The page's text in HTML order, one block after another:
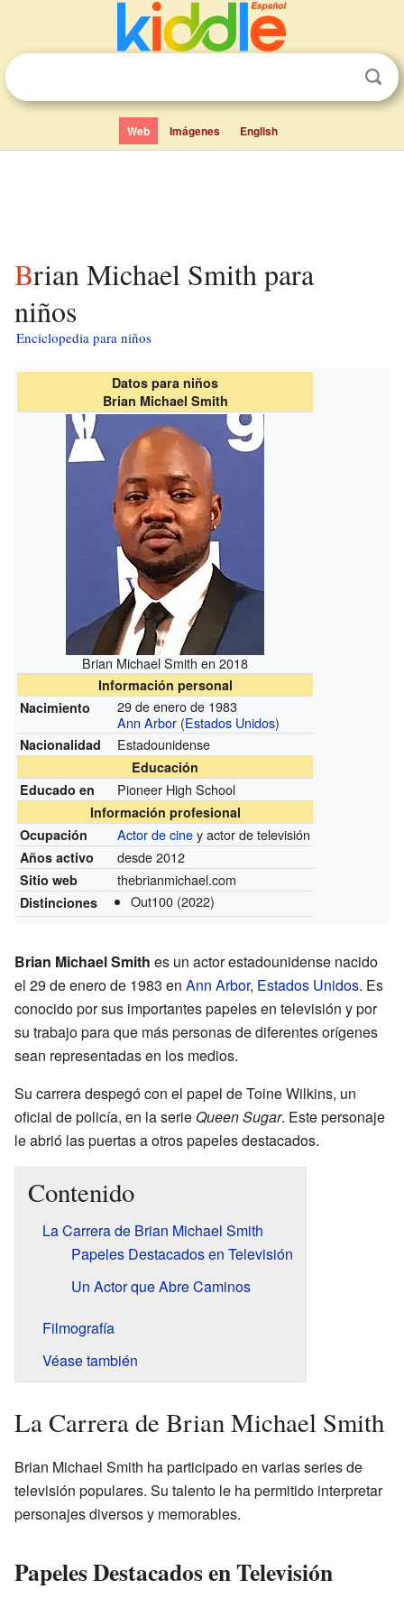
Web Imágenes English
Brian Michael Smith para
niños
Enciclopedia para niños
Datos para niños
Brian Michael Smith
Brian Michael Smith en 2018
Información personal
Nacimiento
29 de enero de 1983
Ann Arbor (Estados Unidos)
Nacionalidad Estadounidense
Educación
Educado en
Pioneer High School
Información profesional
Ocupación
Actor de ciney actor de televisión
Años activo desde 2012
Sitio web thebrianmichael.com
Distinciones Out100 (2022)
Brian Michael Smith es un actor estadounidense nacido
el 29 de enero de 1983 en Ann Arbor, Estados Unidos. Es
conocido por sus importantes papeles en televisión y por
su trabajo para que más personas de diferentes orígenes
sean representadas en los medios.
Su carrera despegó con el papel de Toine Wilkins, un
oficial de policía, en la serie Queen Sugar. Este personaje
le abrió las puertas a otros papeles destacados.
Contenido
La Carrera de Brian Michael Smith
Papeles Destacados en Televisión
Un Actor que Abre Caminos
Filmografía
Véase también
La Carrera de Brian Michael Smith
Brian Michael Smith ha participado en varias series de
televisión populares. Su talento le ha permitido interpretar
personajes diversos y memorables.
Papeles Destacados en Televisión